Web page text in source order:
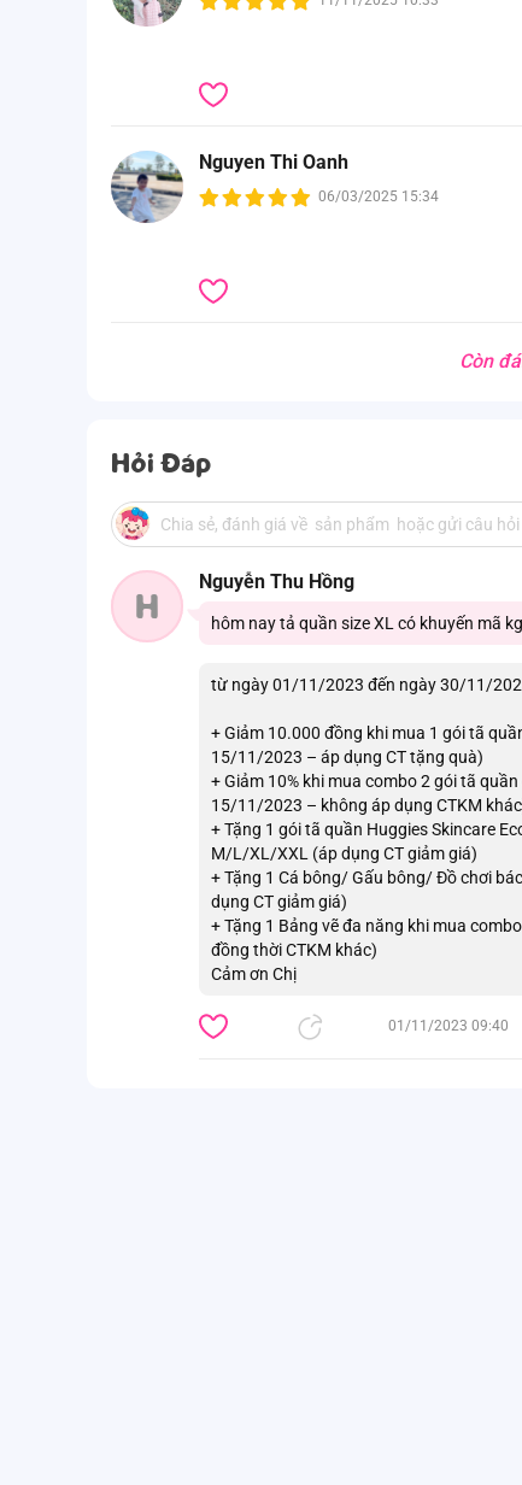
Nguyen Thi Oanh
06/03/2025 15:34
Còn
Hỏi Đáp
H
Nguyễn Thu Hồng
hôm nay tả quần size XL có khuyến mã
từ ngày 01/11/2023 đến ngày 30/11/
+ Giảm 10.000 đồng khi mua 1 gói tã
15/11/2023 – áp dụng CT tặng quà)
+ Giảm 10% khi mua combo 2 gói tã
15/11/2023 – không áp dụng CTKM
+ Tặng 1 gói tã quần Huggies Skincare
M/L/XL/XXL (áp dụng CT giảm giá)
+ Tặng 1 Cá bông/ Gấu bông/ Đồ chơi
dụng CT giảm giá)
+ Tặng 1 Bảng vẽ đa năng khi mua
đồng thời CTKM khác)
Cảm ơn Chị
01/11/2023 09:40